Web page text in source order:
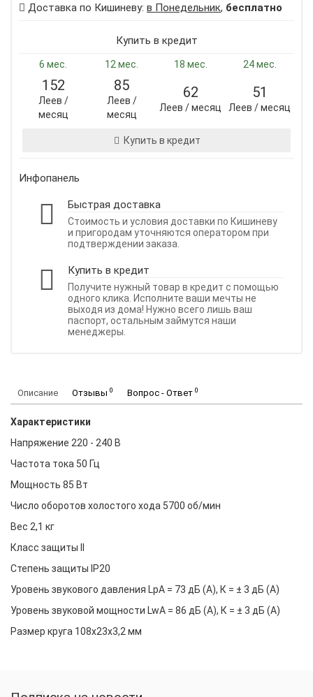
Доставка по Кишиневу: в Понедельник, бесплатно
Купить в кредит
6 мес. 12 мес. 18 мес. 24 мес.
152
Леев /
месяц
85
Леев /
месяц
62
Леев / месяц
51
Леев / месяц
Купить в кредит
Инфопанель
Быстрая доставка
Стоимость и условия доставки по Кишиневу
и пригородам уточняются оператором при
подтверждении заказа.
Купить в кредит
Получите нужный товар в кредит с помощью
одного клика. Исполните ваши мечты не
выходя из дома! Нужно всего лишь ваш
паспорт, остальным займутся наши
менеджеры.
Описание Отзывы 0 Вопрос - Ответ 0
Характеристики
Напряжение 220 - 240 В
Частота тока 50 Гц
Мощность 85 Вт
Число оборотов холостого хода 5700 об/мин
Вес 2,1 кг
Класс защиты II
Степень защиты IP20
Уровень звукового давления LpA = 73 дБ (А), К = ± 3 дБ (А)
Уровень звуковой мощности LwA = 86 дБ (А), К = ± 3 дБ (А)
Размер круга 108х23х3,2 мм